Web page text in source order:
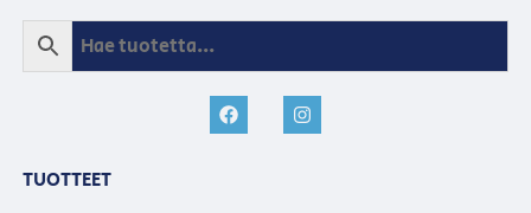
TUOTTEET